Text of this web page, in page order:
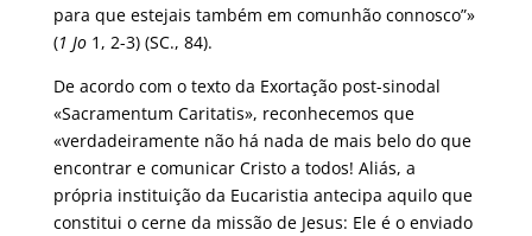
para que estejais também em comunhão connosco”»
(1 Jo1, 2-3) (SC., 84).
De acordo com o texto da Exortação post-sinodal
«Sacramentum Caritatis», reconhecemos que
«verdadeiramente não há nada de mais belo do que
encontrar e comunicar Cristo a todos! Aliás, a
própria instituição da Eucaristia antecipa aquilo que
constitui o cerne da missão de Jesus: Ele é o enviado